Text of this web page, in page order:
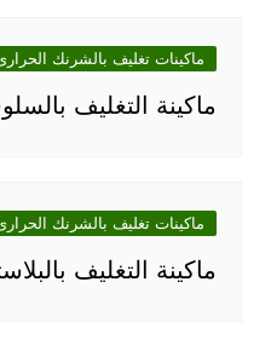
ماكينات تغليف بالشرنك
ماكينة التغليف
ماكينات تغليف بالشرنك
ماكينة التغليف